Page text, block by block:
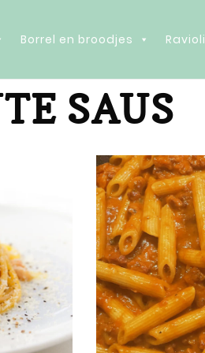
Borrel en broodjes Ravioli
SAUS